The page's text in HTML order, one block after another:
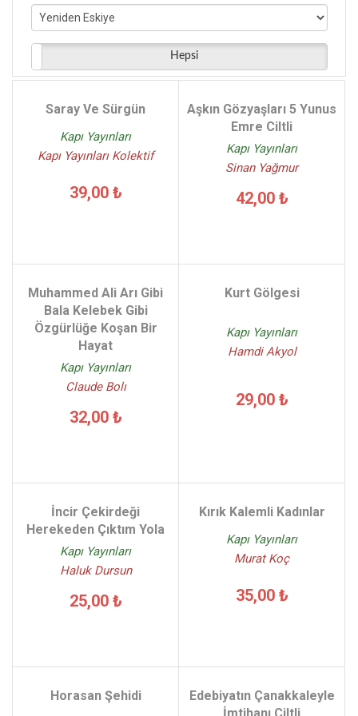
Mustafa İsen - (4)
Fahri Maden - (4)
Rabindranath Tagore - (4)
Hepsi
Saray Ve Sürgün
Kapı Yayınları
Kapı Yayınları Kolektif
39,00 ₺
Aşkın Gözyaşları 5 Yunus
Emre Ciltli
Kapı Yayınları
Sinan Yağmur
42,00 ₺
Muhammed Ali Arı Gibi
Bala Kelebek Gibi
Özgürlüğe Koşan Bir
Hayat
Kapı Yayınları
Claude Bolı
32,00 ₺
Kurt Gölgesi
Kapı Yayınları
Hamdi Akyol
29,00 ₺
İncir Çekirdeği
Herekeden Çıktım Yola
Kapı Yayınları
Haluk Dursun
25,00 ₺
Kırık Kalemli Kadınlar
Kapı Yayınları
Murat Koç
35,00 ₺
Horasan Şehidi
Edebiyatın Çanakkaleyle